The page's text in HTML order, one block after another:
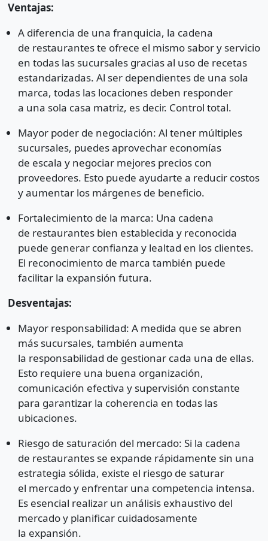
Ventajas:
A diferencia de una franquicia, la cadena
de restaurantes te ofrece el mismo sabor y servicio
en todas las sucursales gracias al uso de recetas
estandarizadas. Al ser dependientes de una sola
marca, todas las locaciones deben responder
a una sola casa matriz, es decir. Control total.
Mayor poder de negociación: Al tener múltiples
sucursales, puedes aprovechar economías
de escala y negociar mejores precios con
proveedores. Esto puede ayudarte a reducir costos
y aumentar los márgenes de beneficio.
Fortalecimiento de la marca: Una cadena
de restaurantes bien establecida y reconocida
puede generar confianza y lealtad en los clientes.
El reconocimiento de marca también puede
facilitar la expansión futura.
Desventajas:
Mayor responsabilidad: A medida que se abren
más sucursales, también aumenta
la responsabilidad de gestionar cada una de ellas.
Esto requiere una buena organización,
comunicación efectiva y supervisión constante
para garantizar la coherencia en todas las
ubicaciones.
Riesgo de saturación del mercado: Si la cadena
de restaurantes se expande rápidamente sin una
estrategia sólida, existe el riesgo de saturar
el mercado y enfrentar una competencia intensa.
Es esencial realizar un análisis exhaustivo del
mercado y planificar cuidadosamente
la expansión.